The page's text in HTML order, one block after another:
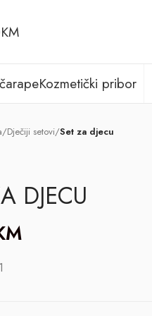
KM
Kozmetički pribor
/Dječiji setovi/Set za djecu
DJECU